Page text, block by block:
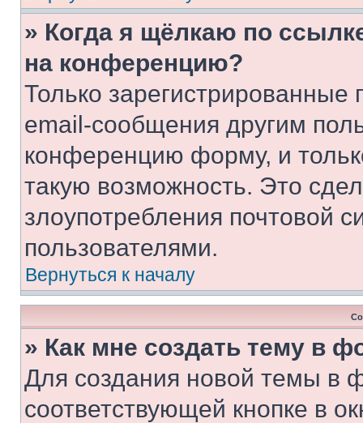
» Когда я щёлкаю по
на конференцию?
Только зарегистрированные
email-сообщения другим
конференцию форму, и
такую возможность. Это
злоупотребления почтовой
пользователями.
Вернуться к началу
» Как мне создать тему в
Для создания новой темы в
соответствующей кнопке в